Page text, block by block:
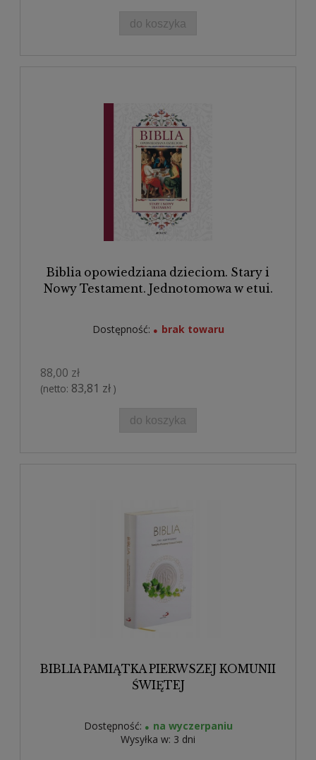
do koszyka
Biblia opowiedziana dzieciom. Stary i
Nowy Testament. Jednotomowa w etui.
Dostępność: brak towaru
88,00 zł
(netto: 83,81 zł )
do koszyka
BIBLIA PAMIĄTKA PIERWSZEJ KOMUNII
ŚWIĘTEJ
Dostępność:
na wyczerpaniu
Wysyłka w: 3 dni